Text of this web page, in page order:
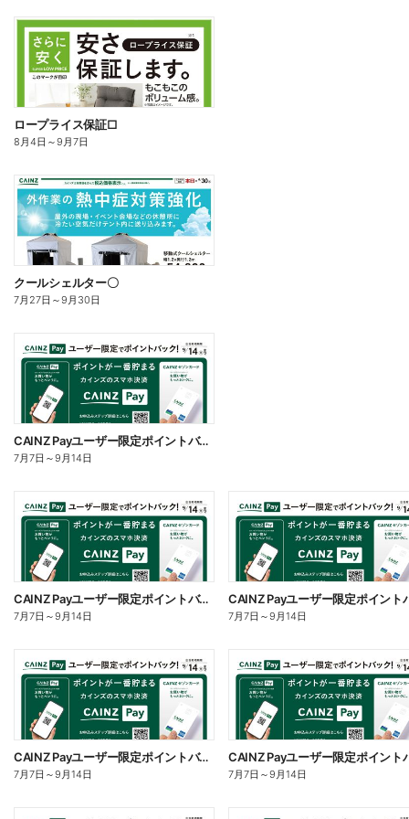
ロープライス保証□
8月4日 ～9月7日
クールシェルター〇
7月27日 ～9月30日
CAINZ Payユーザー限定ポイントバック!_日用雑貨②
7月7日 ～9月14日
CAINZ Payユーザー限定ポイントバック!_日用雑貨①
7月7日 ～9月14日 7月7日 ～9月14日
CAINZ Payユーザー限定ポイントバック!_家電
7月7日 ～9月14日 7月7日 ～9月14日